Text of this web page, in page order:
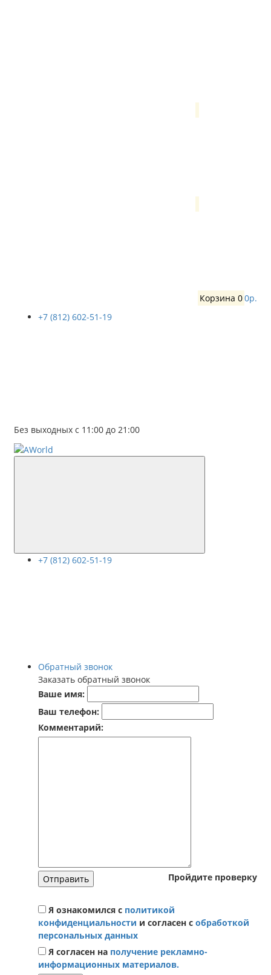
Корзина 00р.
+7 (812) 602-51-19
Без выходных с 11:00 до 21:00
+7 (812) 602-51-19
Обратный звонок
Заказать обратный звонок
Ваше имя:
Ваш телефон:
Комментарий:
Пройдите проверку
Отправить
Я ознакомился с политикой
конфиденциальности и согласен с обработкой
персональных данных
Я согласен на получение рекламно-
информационных материалов.